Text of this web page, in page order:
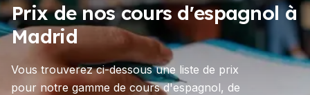
Prix de nos cours d'espagnol à
Madrid
Vous trouverez ci-dessous une liste de prix
pour notre gamme de cours d'espagnol, de